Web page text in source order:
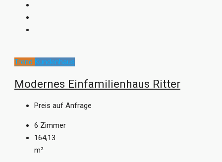
Trend Kundenhaus
Modernes Einfamilienhaus Ritter
Preis auf Anfrage
6 Zimmer
164,13
m²